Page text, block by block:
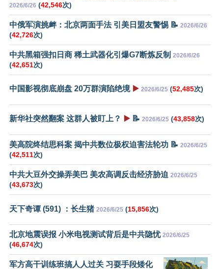
2026/6/26 (42,546次)
中俄军演挑衅：北京两面手法 引美日盟友警惕 📝 2026/6/26
(42,726次)
中共黑箱强扣日商 稀土武器化引爆G7断炼反制 2026/6/26
(42,651次)
中国影视彻底崩盘 20万群演陷绝境 ▶️ 2026/6/25 (52,485次)
新华社突然翻案 这群人被盯上？ ▶️ 📝 2026/6/25 (43,858次)
美高院终结思科案 揭中共数位极权迫害法轮功 📝 2026/6/25
(42,511次)
中共大豆外交操弄美巴 美农高调反击经济胁迫 2026/6/25
(43,673次)
天下奇谭 (591) ：长生猪 2026/6/25 (15,856次)
北京地震误报 小米电视测试背后是中共隐忧 2026/6/25
(46,674次)
军方高干训练班搞人人过关 习耍手段矮化